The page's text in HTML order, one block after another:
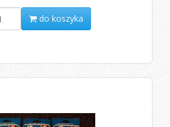
do koszyka